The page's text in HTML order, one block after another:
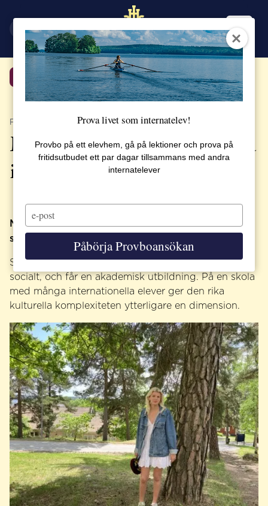
Tillbaka
PUBLICERAT 29 AUGUSTI 2023
Möt eleverna som valde att gå
i skolan i Sverige
Många elever som kommer till SSHL för att
studera har ingen tidigare koppling till Sverige.
Skolan är en plats där våra unga lär sig att navigera
socialt, och får en akademisk utbildning. På en skola
med många internationella elever ger den rika
kulturella komplexiteten ytterligare en dimension.
Prova livet som internatelev!
Provbo på ett elevhem, gå på lektioner och prova på
fritidsutbudet ett par dagar tillsammans med andra
internatelever
your
email
Påbörja Provboansökan